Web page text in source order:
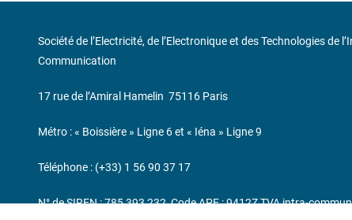
Société de l’Electricité, de l’Electronique et des Technologies de
Communication
17 rue de l’Amiral Hamelin 75116 Paris
Métro : « Boissière » Ligne 6 et « Iéna » Ligne 9
Téléphone : (+33) 1 56 90 37 17
N° de SIREN : 785 393 232, Code APE : 9412Z TVA intra-